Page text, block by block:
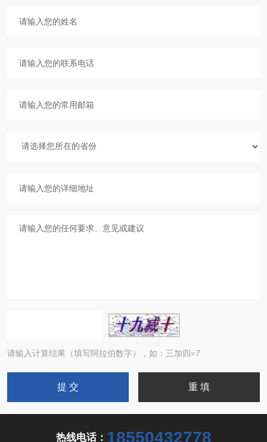
请输入计算结果（填写阿拉伯数字），如：三加四=7
热线电话： 18550432778